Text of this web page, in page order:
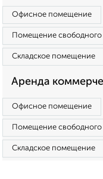
Офисное помещение
Помещение свободного
Складское помещение
Аренда
Офисное помещение
Помещение свободного
Складское помещение